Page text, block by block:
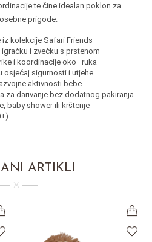
te čine idealan poklon za
prigode.
kolekcije Safari Friends
i zvečku s prstenom
i koordinacije oko–ruka
osjećaj sigurnosti i utjehe
aktivnosti bebe
za darivanje bez dodatnog pakiranja
baby shower ili krštenje
ARTIKLI